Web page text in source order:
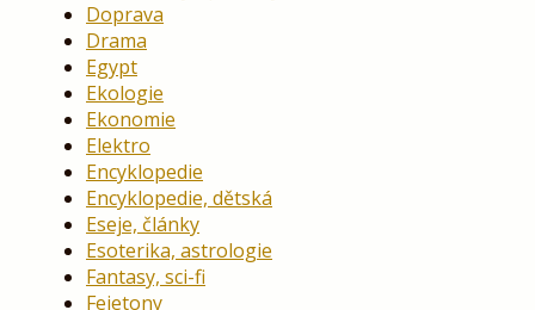
Doprava
Drama
Egypt
Ekologie
Ekonomie
Elektro
Encyklopedie
Encyklopedie, dětská
Eseje, články
Esoterika, astrologie
Fantasy, sci-fi
Fejetony